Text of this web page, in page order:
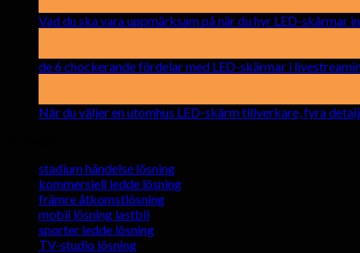
Vad du ska vara uppmärksam på när du hyr LED-skärmar
de 6 chockerande fördelar med LED-skärmar i
När du väljer en utomhus LED-skärm tillverkare, fyra
stadium händelse lösning
kommersiell ledde lösning
främre åtkomstlösning
mobil lösning lastbil
sporter ledde lösning
TV-studio lösning